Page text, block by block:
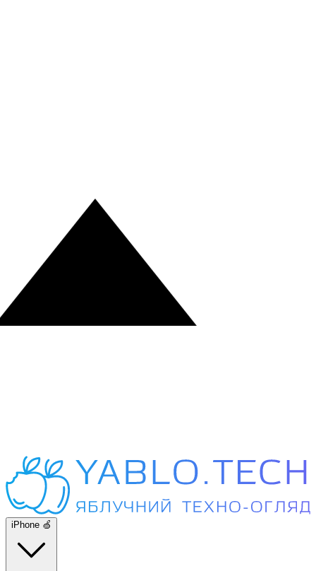
iPhone 🍏